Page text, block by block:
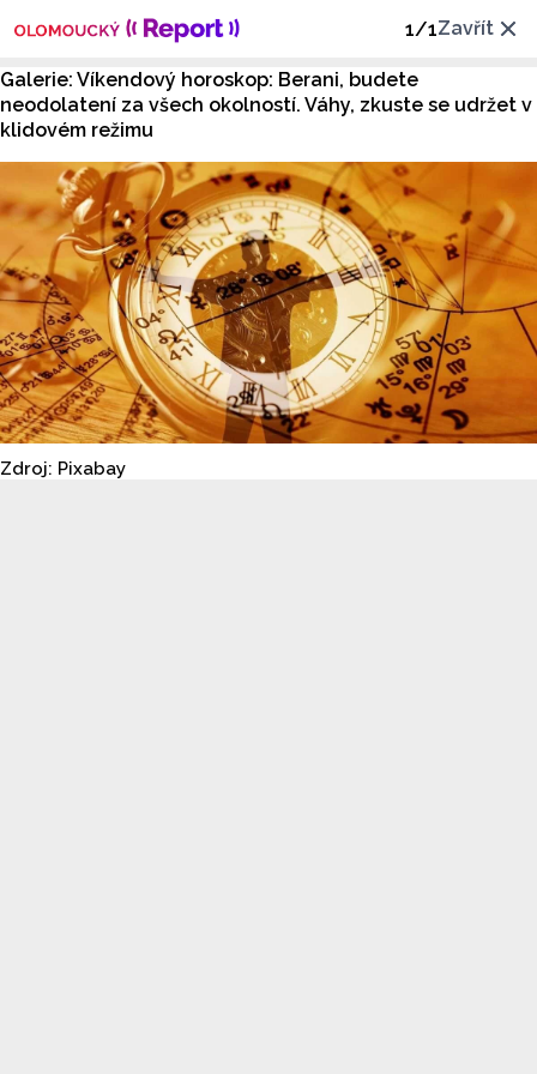
1/1Zavřít
Galerie: Víkendový horoskop: Berani, budete
neodolatení za všech okolností. Váhy, zkuste se udržet v
klidovém režimu
Zdroj: Pixabay